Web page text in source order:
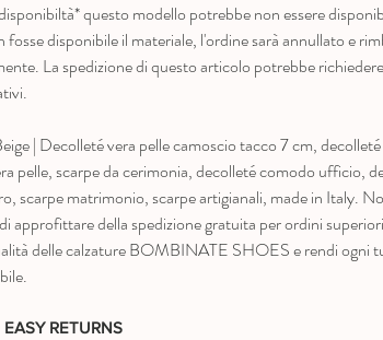
questo modello potrebbe non essere
fosse disponibile il materiale, l'ordine sarà annullato e
La spedizione di questo articolo potrebbe
| Decolleté vera pelle camoscio tacco 7 cm,
pelle, scarpe da cerimonia, decolleté comodo ufficio,
scarpe matrimonio, scarpe artigianali, made in Italy.
approfittare della spedizione gratuita per ordini
delle calzature BOMBINATE SHOES e rendi ogni
RETURNS